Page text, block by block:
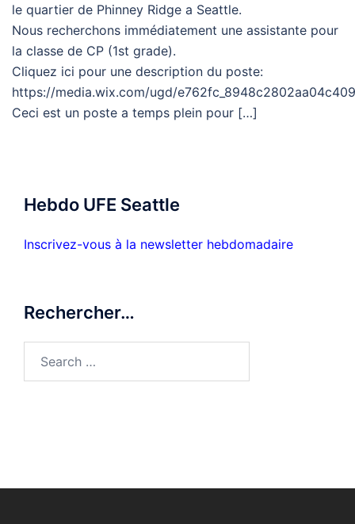
le quartier de Phinney Ridge a Seattle.
Nous recherchons immédiatement une assistante pour
la classe de CP (1st grade).
Cliquez ici pour une description du poste:
https://media.wix.com/ugd/
Ceci est un poste a temps plein pour […]
Hebdo UFE Seattle
Inscrivez-vous à la newsletter hebdomadaire
Rechercher…
for: